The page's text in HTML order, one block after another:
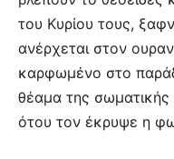
του Κυρίου τους,
ανέρχεται στον
καρφωμένο στο
θέαμα της σωματικής
ότου τον έκρυψε η